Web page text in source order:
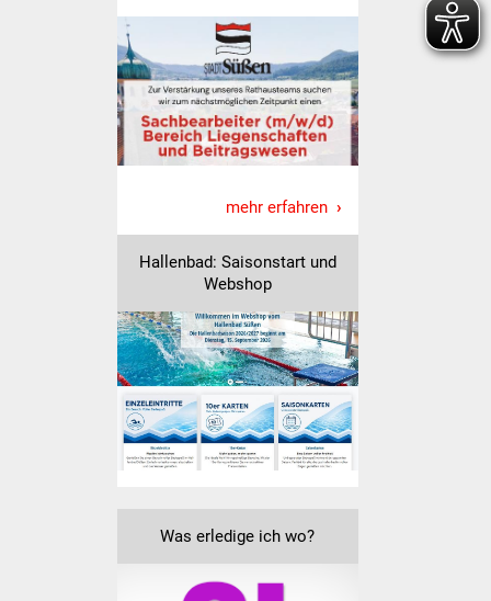
Schülerferienprogramm
Migration und Integration
Freundeskreis Asyl
Bauen in Süßen
Wohnimmobilien +
Baugrundstücke
Wirtschaft
Haushalt & Infos
mehr erfahren
Hallenbad: Saisonstart und
Webshop
Was erledige ich wo?